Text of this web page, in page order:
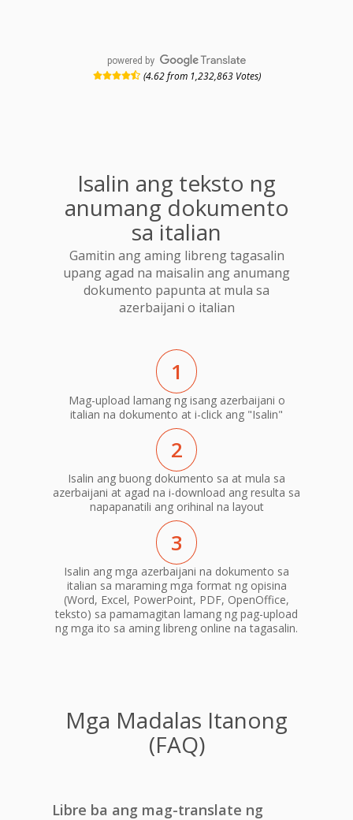
powered by
(4.62 from 1,232,863 Votes)
Isalin ang teksto ng
anumang dokumento
sa italian
Gamitin ang aming libreng tagasalin
upang agad na maisalin ang anumang
dokumento papunta at mula sa
azerbaijani o italian
1
Mag-upload lamang ng isang azerbaijani o
italian na dokumento at i-click ang "Isalin"
2
Isalin ang buong dokumento sa at mula sa
azerbaijani at agad na i-download ang resulta sa
napapanatili ang orihinal na layout
3
Isalin ang mga azerbaijani na dokumento sa
italian sa maraming mga format ng opisina
(Word, Excel, PowerPoint, PDF, OpenOffice,
teksto) sa pamamagitan lamang ng pag-upload
ng mga ito sa aming libreng online na tagasalin.
Mga Madalas Itanong
(FAQ)
Libre ba ang mag-translate ng